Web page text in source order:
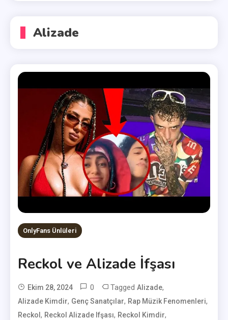
Alizade
OnlyFans Ünlüleri
Reckol ve Alizade İfşası
Ekim 28, 2024
User
0 TaggedAlizade,
Alizade Kimdir, Genç Sanatçılar, Rap Müzik Fenomenleri,
Reckol, Reckol Alizade Ifşası, Reckol Kimdir,